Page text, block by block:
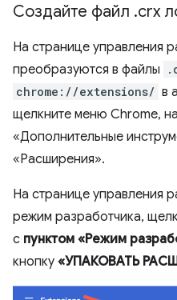
Создайте файл .crx
На странице управления
преобразуются в файлы
chrome://extensions/ в
щелкните меню Chrome,
«Дополнительные
«Расширения».
На странице управления
режим разработчика,
с пунктом «Режим
кнопку «УПАКОВАТЬ